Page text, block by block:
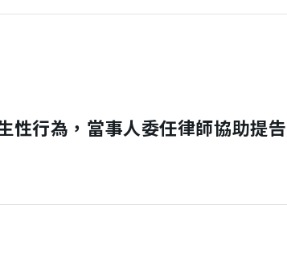
性行為，當事人委任律師協助提告